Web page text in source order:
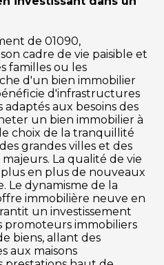
de 01090,
cadre de vie paisible et
familles ou les
d'un bien immobilier
d'infrastructures
aux besoins des
un bien immobilier à
choix de la tranquillité
grandes villes et des
La qualité de vie
en plus de nouveaux
Le dynamisme de la
immobilière neuve en
un investissement
promoteurs immobiliers
biens, allant des
aux maisons